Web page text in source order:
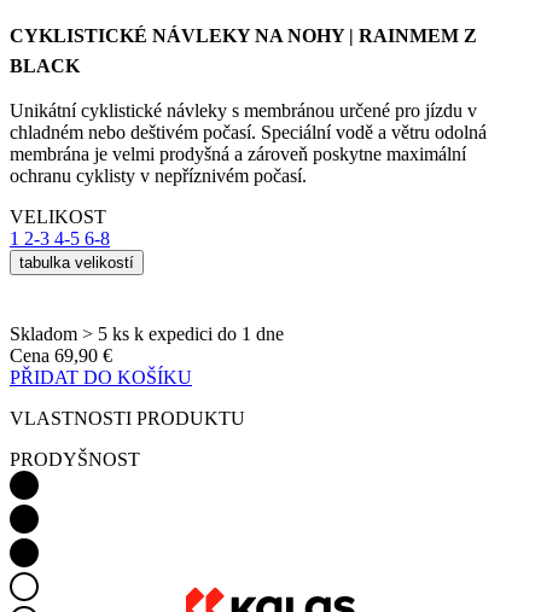
chladném nebo deštivém počasí. Speciální vodě a větru odolná
membrána je velmi prodyšná a zároveň poskytne maximální
ochranu cyklisty v nepříznivém počasí.
VELIKOST
1 2-3 4-5 6-8
tabulka velikostí
Skladom > 5 ks
Cena69,90 €
PŘIDAT DO KOŠÍKU
PRODYŠNOST
HŘEJIVOST